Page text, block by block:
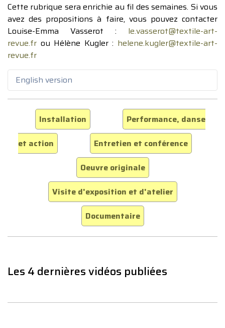
Cette rubrique sera enrichie au fil des semaines. Si vous
avez des propositions à faire, vous pouvez contacter
Louise-Emma Vasserot : le.vasserot@textile-art-
revue.fr ou Hélène Kugler : helene.kugler@textile-art-
revue.fr
English version
Installation
Performance, danse
et action
Entretien et conférence
Oeuvre originale
Visite d'exposition et d'atelier
Documentaire
Les 4 dernières vidéos publiées